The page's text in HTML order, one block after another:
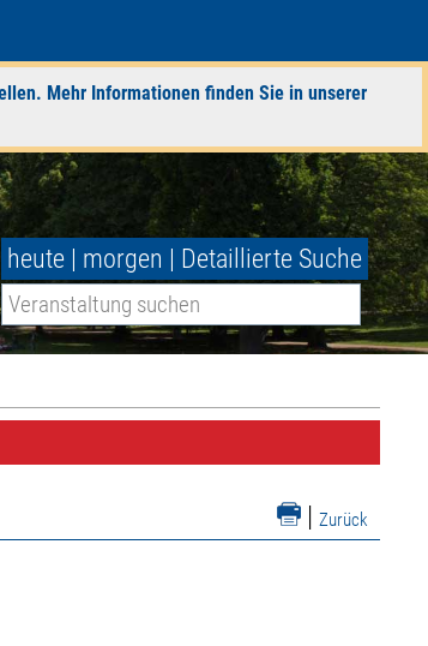
Mehr Informationen finden Sie in unserer
heute | morgen | Detaillierte Suche
| Zurück